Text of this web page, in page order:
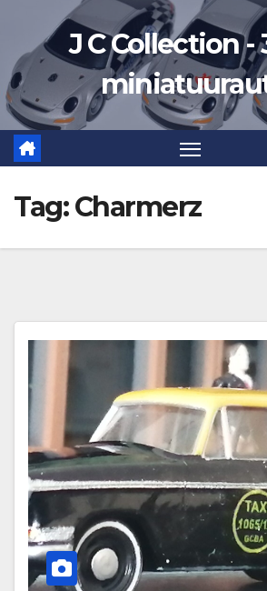
de
inhoud
J C Collection -
Tag:Charmerz